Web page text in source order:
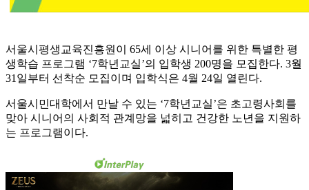
서울시평생교육진흥원이 65세 이상 시니어를 위한 특별한 평
생학습 프로그램 ‘7학년교실’의 입학생 200명을 모집한다. 3월
31일부터 선착순 모집이며 입학식은 4월 24일 열린다.
서울시민대학에서 만날 수 있는 ‘7학년교실’은 초고령사회를
맞아 시니어의 사회적 관계망을 넓히고 건강한 노년을 지원하
는 프로그램이다.